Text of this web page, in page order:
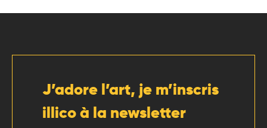
J’adore l’art, je m’inscris
illico à la newsletter